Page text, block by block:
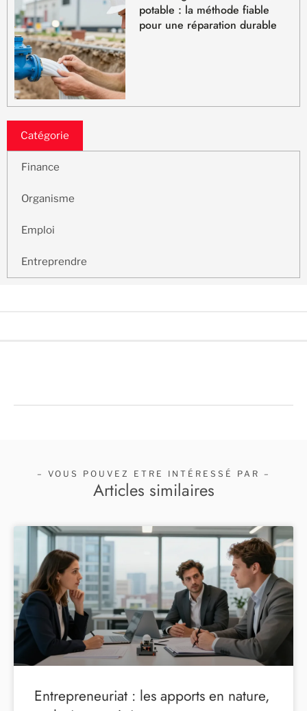
potable : la méthode fiable
pour une réparation durable
Catégorie
Finance
Organisme
Emploi
Entreprendre
– VOUS POUVEZ ETRE INTÉRESSÉ PAR –
Articles similaires
Entrepreneuriat : les apports en nature,